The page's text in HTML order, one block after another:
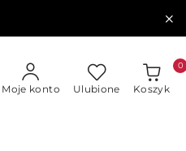
Moje konto Ulubione Koszyk
0